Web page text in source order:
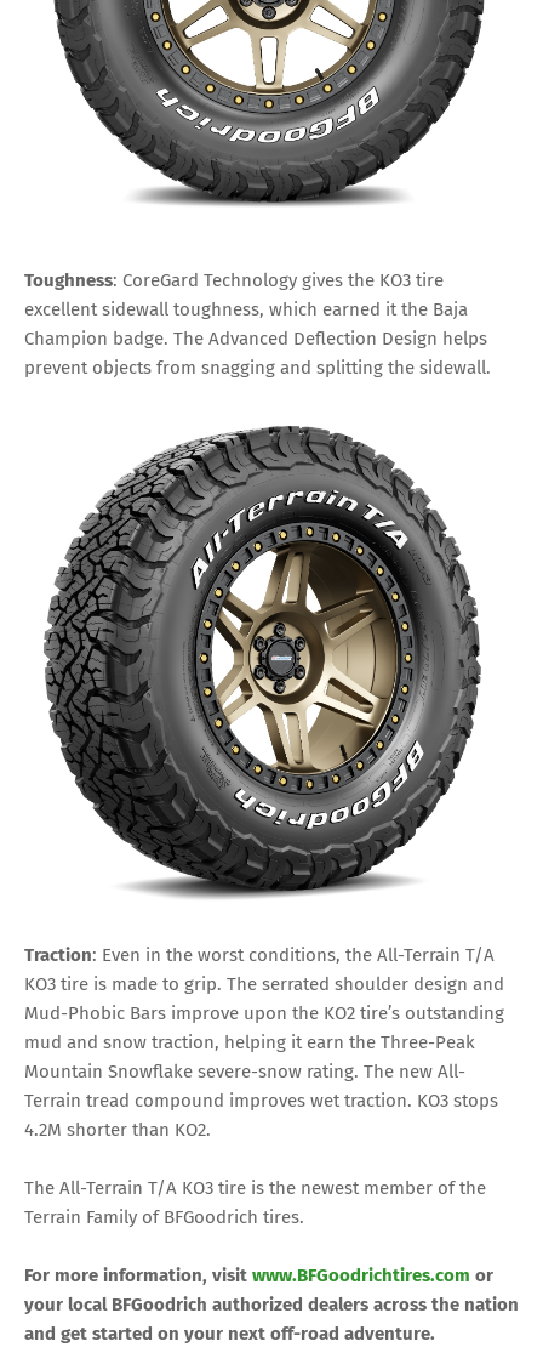
Toughness: CoreGard Technology gives the KO3 tire
excellent sidewall toughness, which earned it the Baja
Champion badge. The Advanced Deflection Design helps
prevent objects from snagging and splitting the sidewall.
Traction: Even in the worst conditions, the All-Terrain T/A
KO3 tire is made to grip. The serrated shoulder design and
Mud-Phobic Bars improve upon the KO2 tire’s outstanding
mud and snow traction, helping it earn the Three-Peak
Mountain Snowflake severe-snow rating. The new All-
Terrain tread compound improves wet traction. KO3 stops
4.2M shorter than KO2.
The All-Terrain T/A KO3 tire is the newest member of the
Terrain Family of BFGoodrich tires.
For more information, visit www.BFGoodrichtires.com or
your local BFGoodrich authorized dealers across the nation
and get started on your next off-road adventure.